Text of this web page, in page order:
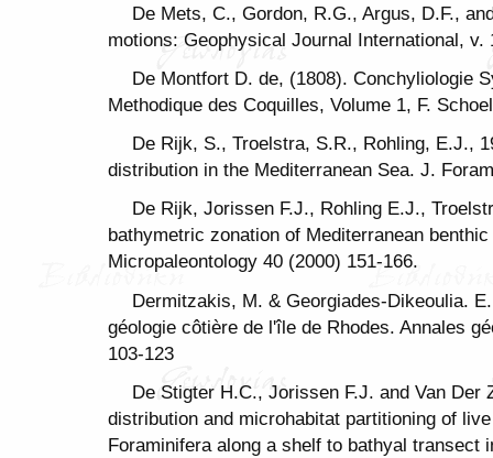
De Mets, C., Gordon, R.G., Argus, D.F.,
motions: Geophysical Journal International, v.
De Montfort D. de, (1808). Conchyliologie
Methodique des Coquilles, Volume 1, F.
De Rijk, S., Troelstra, S.R., Rohling, E.J.,
distribution in the Mediterranean Sea. J.
De Rijk, Jorissen F.J., Rohling E.J.,
bathymetric zonation of Mediterranean
Micropaleontology 40 (2000) 151-166.
Dermitzakis, M. & Georgiades-Dikeoulia.
géologie côtière de l'île de Rhodes. Annales
103-123
De Stigter H.C., Jorissen F.J. and Van Der
distribution and microhabitat partitioning of
Foraminifera along a shelf to bathyal transect